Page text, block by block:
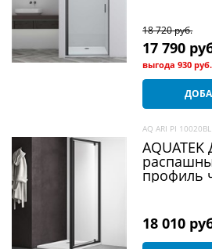
18 720 руб.
17 790
выгода930 руб.
AQ ARI PI 10020BL
профиль
18 010